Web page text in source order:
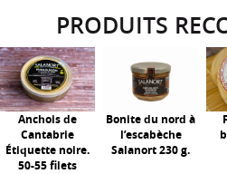
PRODUITS
Anchois de
Cantabrie
Étiquette noire.
50-55 filets
Bonite du nord à
l’escabèche
Salanort 230 g.